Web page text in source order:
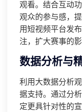
观看。结合互动
观众的参与感，
用短视频平台发
注，扩大赛事的影
数据分析与
利用大数据分析
据支持。通过分
定更具针对性的